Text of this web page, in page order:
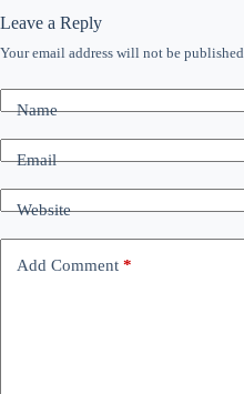
Leave a Reply
Your email address will not be published.
Name
Email
Website
Add Comment *